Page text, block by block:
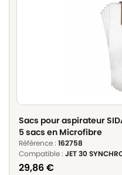
Sacs pour aspirateur
5 sacs en Microfibre
Référence : 162758
Compatible : JET 30
29,86€